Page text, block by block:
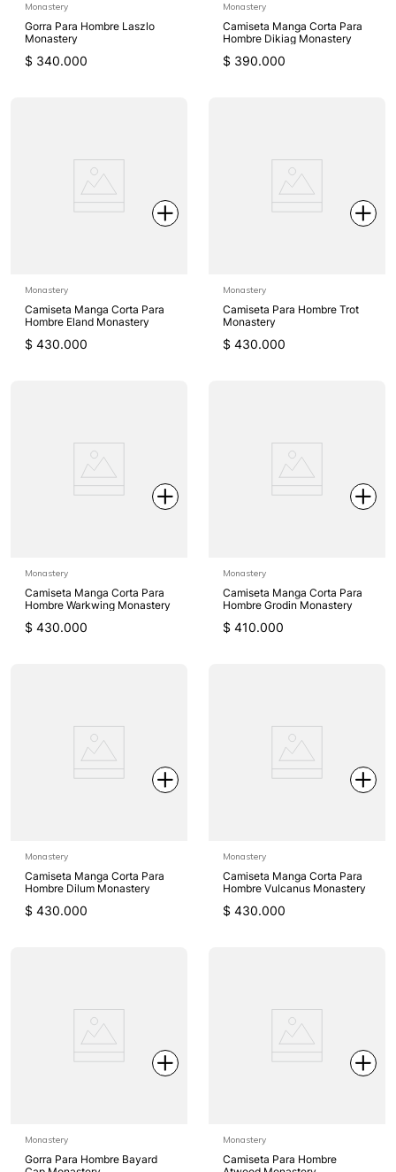
Monastery
Gorra Para Hombre Laszlo
Monastery
$ 340.000
Monastery
Camiseta Manga Corta Para
Hombre Dikiag Monastery
$ 390.000
Monastery
Camiseta Manga Corta Para
Hombre Eland Monastery
$ 430.000
Monastery
Camiseta Para Hombre Trot
Monastery
$ 430.000
Monastery
Camiseta Manga Corta Para
Hombre Warkwing Monastery
$ 430.000
Monastery
Camiseta Manga Corta Para
Hombre Grodin Monastery
$ 410.000
Monastery
Camiseta Manga Corta Para
Hombre Dilum Monastery
$ 430.000
Monastery
Camiseta Manga Corta Para
Hombre Vulcanus Monastery
$ 430.000
Monastery
Gorra Para Hombre Bayard
Monastery
Camiseta Para Hombre